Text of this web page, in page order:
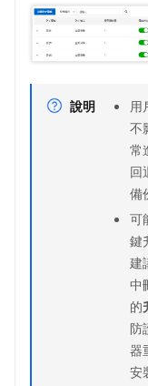
說明
用
不
常
回
備
可
鍵
建
中
的
防
器
安